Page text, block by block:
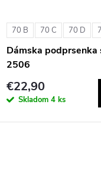
70 B 70 C 70 D
Dámska podprsenka
2506
€22,90
Skladom4 ks